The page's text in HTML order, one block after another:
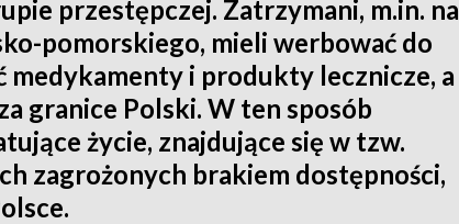
przestępczej. Zatrzymani, m.in. na
pomorskiego, mieli werbować do
medykamenty i produkty lecznicze, a
granice Polski. W ten sposób
życie, znajdujące się w tzw.
zagrożonych brakiem dostępności,